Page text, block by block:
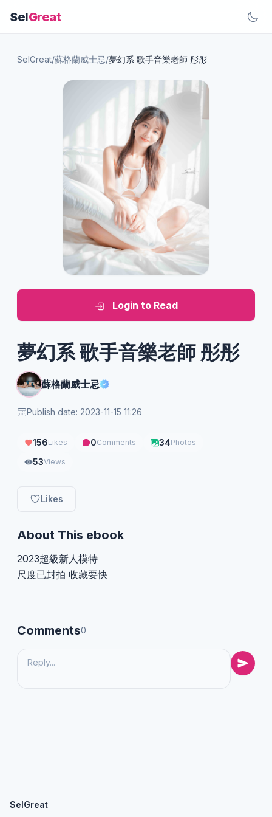
SelGreat
SelGreat/蘇格蘭威士忌/夢幻系 歌手音樂老師 彤彤
Login to Read
夢幻系 歌手音樂老師 彤彤
蘇格蘭威士忌
Publish date: 2023-11-15 11:26
156Likes 0Comments 34Photos
53Views
Likes
About This ebook
2023超級新人模特
尺度已封拍 收藏要快
Comments0
SelGreat